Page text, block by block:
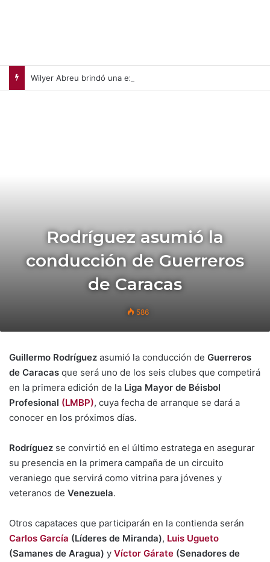
Rodríguez asumió la
conducción de Guerreros
de Caracas
586
Guillermo Rodríguez asumió la conducción de Guerreros
de Caracas que será uno de los seis clubes que competirá
en la primera edición de la Liga Mayor de Béisbol
Profesional (LMBP), cuya fecha de arranque se dará a
conocer en los próximos días.
Rodríguez se convirtió en el último estratega en asegurar
su presencia en la primera campaña de un circuito
veraniego que servirá como vitrina para jóvenes y
veteranos de Venezuela.
Otros capataces que participarán en la contienda serán
Carlos García (Líderes de Miranda), Luis Ugueto
(Samanes de Aragua) y Víctor Gárate (Senadores de